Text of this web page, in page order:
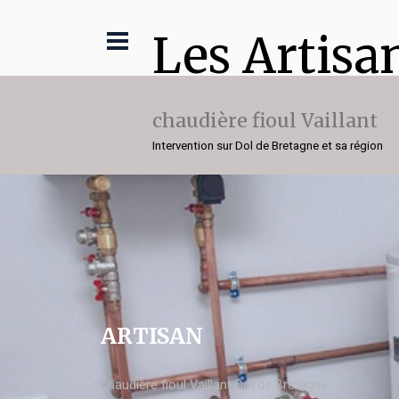
Les
chaudière fioul Vaillant
Intervention sur Dol de Bretagne et sa région
ARTISAN
chaudière fioul Vaillant Dol de Bretagne